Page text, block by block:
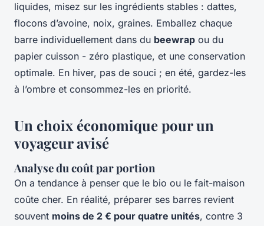
liquides, misez sur les ingrédients stables : dattes,
flocons d’avoine, noix, graines. Emballez chaque
barre individuellement dans du beewrap ou du
papier cuisson - zéro plastique, et une conservation
optimale. En hiver, pas de souci ; en été, gardez-les
à l’ombre et consommez-les en priorité.
Un choix économique pour un
voyageur avisé
Analyse du coût par portion
On a tendance à penser que le bio ou le fait-maison
coûte cher. En réalité, préparer ses barres revient
souvent moins de 2 € pour quatre unités, contre 3